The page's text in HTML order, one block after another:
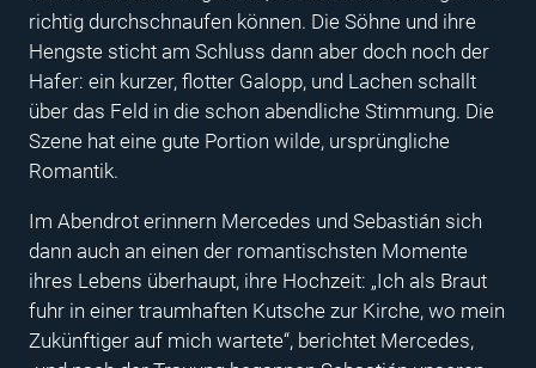
richtig durchschnaufen können. Die Söhne und ihre
Hengste sticht am Schluss dann aber doch noch der
Hafer: ein kurzer, flotter Galopp, und Lachen schallt
über das Feld in die schon abendliche Stimmung. Die
Szene hat eine gute Portion wilde, ursprüngliche
Romantik.
Im Abendrot erinnern Mercedes und Sebastián sich
dann auch an einen der romantischsten Momente
ihres Lebens überhaupt, ihre Hochzeit: „Ich als Braut
fuhr in einer traumhaften Kutsche zur Kirche, wo mein
Zukünftiger auf mich wartete“, berichtet Mercedes,